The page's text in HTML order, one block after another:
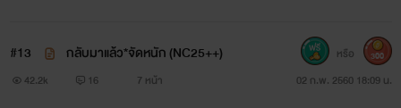
#13 กลับมาแล้ว*จัดหนัก (NC25++)
42.2k 16 7 หน้า 02 ก.พ. 2560 18:09 น.
หรือ 300